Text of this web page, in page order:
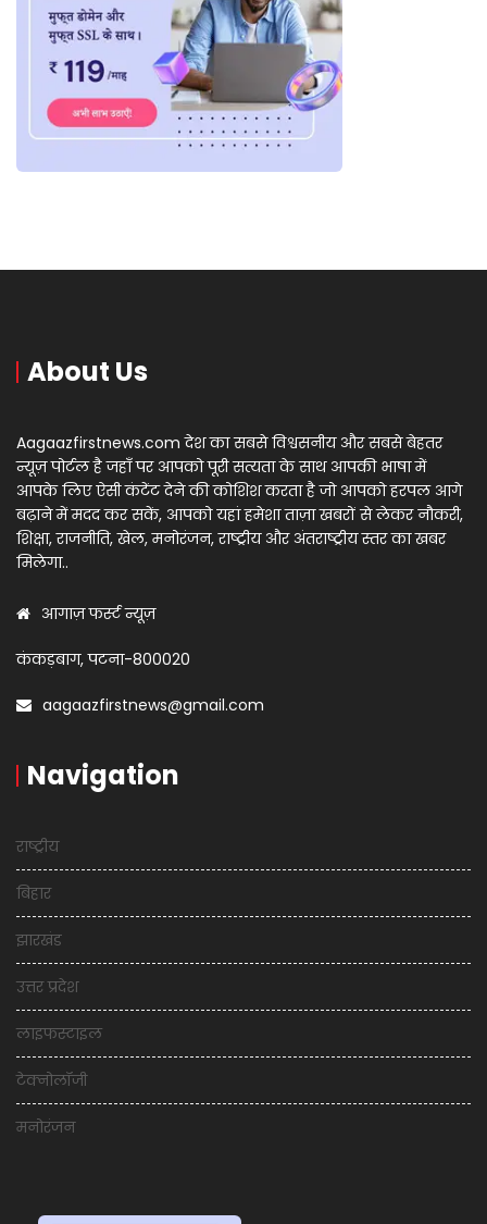
About Us
Aagaazfirstnews.com देश का सबसे विश्वसनीय और सबसे बेहतर
न्यूज़ पोर्टल है जहाँ पर आपको पूरी सत्यता के साथ आपकी भाषा में
आपके लिए ऐसी कंटेंट देने की कोशिश करता है जो आपको हरपल आगे
बढ़ाने में मदद कर सकें, आपको यहां हमेशा ताज़ा खबरों से लेकर नौकरी,
शिक्षा, राजनीति, खेल, मनोरंजन, राष्ट्रीय और अंतराष्ट्रीय स्तर का खबर
मिलेगा..
आगाज़ फर्स्ट न्यूज़
कंकड़बाग, पटना-800020
aagaazfirstnews@gmail.com
Navigation
राष्ट्रीय
बिहार
झारखंड
उत्तर प्रदेश
लाइफस्टाइल
टेक्नोलॉजी
मनोरंजन